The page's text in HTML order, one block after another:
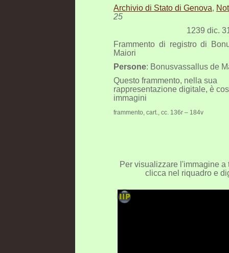
Archivio di Stato di Genova,
25
1239 dic.
Frammento di registro di
Maiori
Persone: Bonusvassallus de
Questo frammento, nella sua
rappresentazione digitale, è
immagini
frammento, cart., cc. 136r – 184v
Per visualizzare l'immagine a
clicca nel riquadro e